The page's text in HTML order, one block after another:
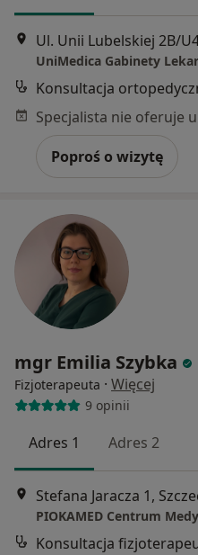
Ul. Unii Lubelskiej 2B/
UniMedica Gabinety
Konsultacja
Poproś o wizytę
mgr Emilia Szybka
Fizjoterapeuta · Więcej
9 opinii
Adres 1 Adres 2
Stefana Jaracza 1,
PIOKAMED Centrum
Konsultacja